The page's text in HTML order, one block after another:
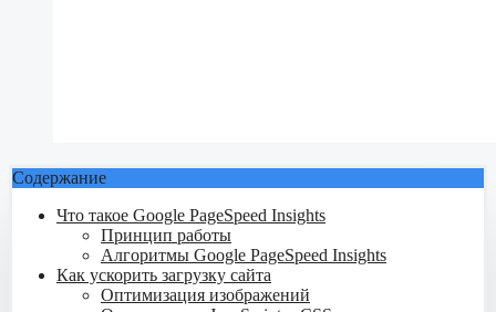
Содержание
Что такое Google PageSpeed Insights
Принцип работы
Алгоритмы Google PageSpeed Insights
Как ускорить загрузку сайта
Оптимизация изображений